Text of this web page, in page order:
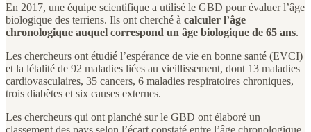
En 2017, une équipe scientifique a utilisé le GBD pour évaluer l’âge
biologique des terriens. Ils ont cherché à calculer l’âge
chronologique auquel correspond un âge biologique de 65 ans.
Les chercheurs ont étudié l’espérance de vie en bonne santé (EVCI)
et la létalité de 92 maladies liées au vieillissement, dont 13 maladies
cardiovasculaires, 35 cancers, 6 maladies respiratoires chroniques,
trois diabètes et six causes externes.
Les chercheurs qui ont planché sur le GBD ont élaboré un
classement des pays selon l’écart constaté entre l’âge chronologique